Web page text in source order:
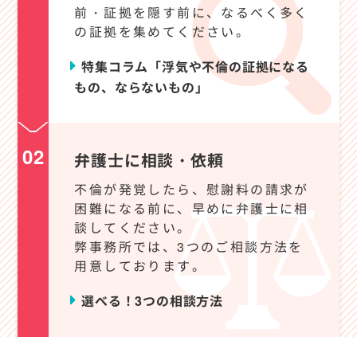
前・証拠を隠す前に、なるべく多く
の証拠を集めてください。
特集コラム「浮気や不倫の証拠になる
もの、ならないもの」
弁護士に相談・依頼
不倫が発覚したら、慰謝料の請求が
困難になる前に、早めに弁護士に相
談してください。
弊事務所では、3つのご相談方法を
用意しております。
選べる！3つの相談方法
02